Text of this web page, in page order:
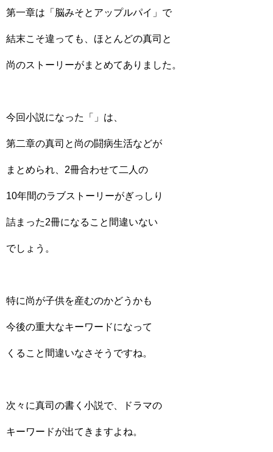
第一章は「脳みそとアップルパイ」で
結末こそ違っても、ほとんどの真司と
尚のストーリーがまとめてありました。
今回小説になった「」は、
第二章の真司と尚の闘病生活などが
まとめられ、2冊合わせて二人の
10年間のラブストーリーがぎっしり
詰まった2冊になること間違いない
でしょう。
特に尚が子供を産むのかどうかも
今後の重大なキーワードになって
くること間違いなさそうですね。
次々に真司の書く小説で、ドラマの
キーワードが出てきますよね。